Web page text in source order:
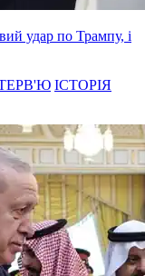
удар по Трампу, і
ІСТОРІЯ